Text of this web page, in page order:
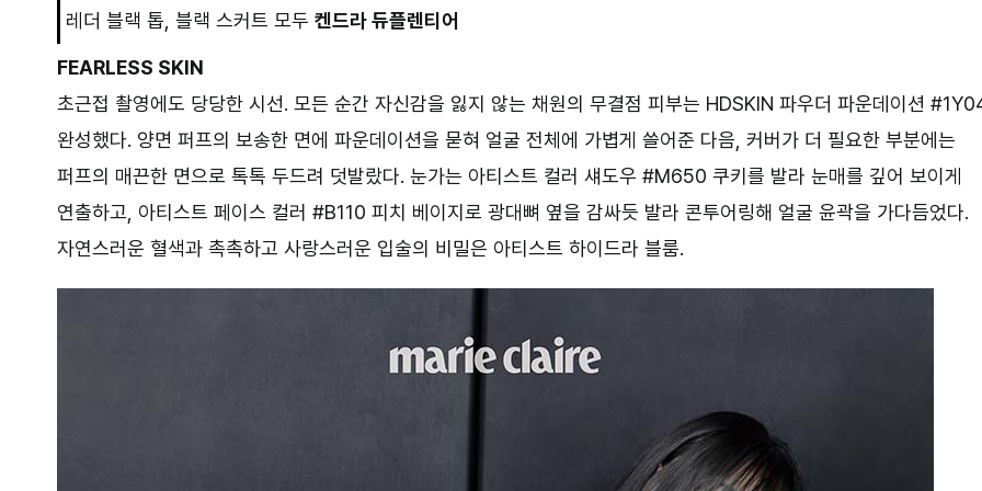
레더 블랙 톱, 블랙 스커트 모두 켄드라 듀플렌티어
FEARLESS SKIN
초근접 촬영에도 당당한 시선. 모든 순간 자신감을 잃지 않는 채원의 무결점 피부는 HDSKIN 파우더 파운데이션
완성했다. 양면 퍼프의 보송한 면에 파운데이션을 묻혀 얼굴 전체에 가볍게 쓸어준 다음, 커버가 더 필요한 부분에는
퍼프의 매끈한 면으로 톡톡 두드려 덧발랐다. 눈가는 아티스트 컬러 섀도우 #M650 쿠키를 발라 눈매를 깊어 보이게
연출하고, 아티스트 페이스 컬러 #B110 피치 베이지로 광대뼈 옆을 감싸듯 발라 콘투어링해 얼굴 윤곽을 가다듬었다.
자연스러운 혈색과 촉촉하고 사랑스러운 입술의 비밀은 아티스트 하이드라 블룸.